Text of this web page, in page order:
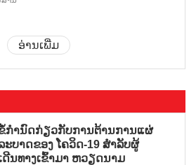
ອ່ານເພີ່ມ
ກຳນົດກ່ຽວກັບການຕ້ານການແຜ່
ະບາດຂອງ ໂຄວິດ-19 ສຳລັບຜູ້
ດີນທາງເຂົ້າມາ ຫວຽດນາມ